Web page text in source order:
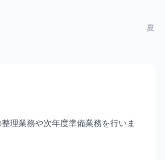
夏
整理業務や次年度準備業務を行いま